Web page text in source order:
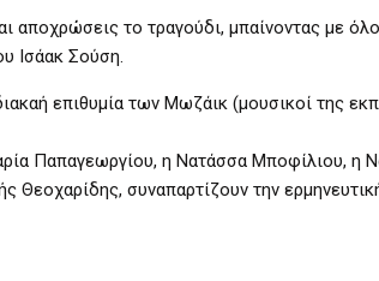
αποχρώσεις το τραγούδι, μπαίνοντας με
Ισάακ Σούση.
επιθυμία των Μωζάικ (μουσικοί της
Παπαγεωργίου, η Νατάσσα Μποφίλιου, η
συναπαρτίζουν την